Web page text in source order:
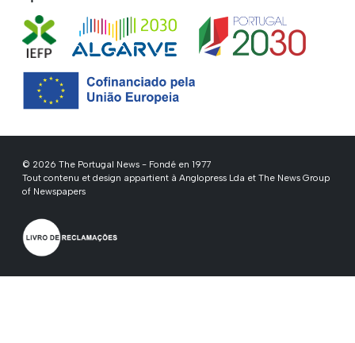
© 2026 The Portugal News - Fondé en 1977
Tout contenu et design appartient à Anglopress Lda et The News Group
of Newspapers